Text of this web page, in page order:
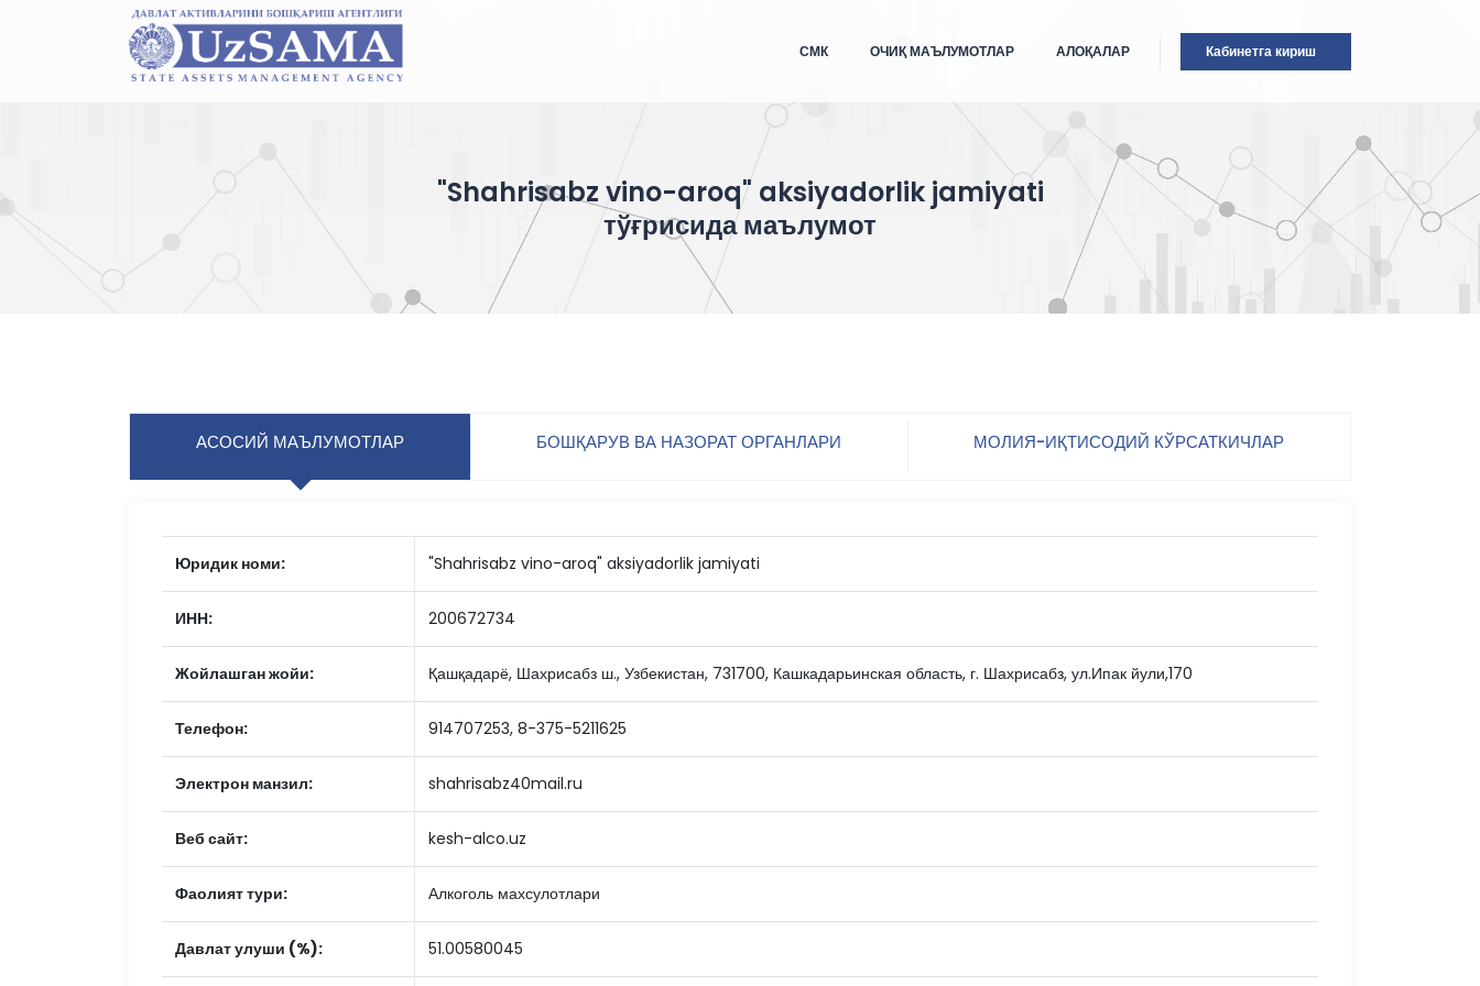
Кабинетга кириш
СМК ОЧИҚ МАЪЛУМОТЛАР АЛОҚАЛАР
"Shahrisabz vino-aroq" aksiyadorlik jamiyati
тўғрисида маълумот
АСОСИЙ МАЪЛУМОТЛАР БОШҚАРУВ ВА НАЗОРАТ ОРГАНЛАРИ МОЛИЯ-ИҚТИСОДИЙ КЎРСАТКИЧЛАР
Юридик номи: "Shahrisabz vino-aroq" aksiyadorlik jamiyati
ИНН: 200672734
Жойлашган жойи: Қашқадарё, Шахрисабз ш., Узбекистан, 731700, Кашкадарьинская область, г. Шахрисабз, ул.Ипак йули,170
Телефон: 914707253, 8-375-5211625
Электрон манзил: shahrisabz40mail.ru
Веб сайт: kesh-alco.uz
Фаолият тури: Алкоголь махсулотлари
Давлат улуши (%): 51.00580045